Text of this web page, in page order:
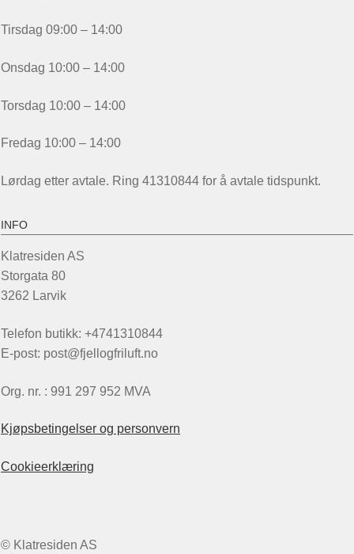
Tirsdag 09:00 – 14:00
Onsdag 10:00 – 14:00
Torsdag 10:00 – 14:00
Fredag 10:00 – 14:00
Lørdag etter avtale. Ring 41310844 for å avtale tidspunkt.
INFO
Klatresiden AS
Storgata 80
3262 Larvik
Telefon butikk: +4741310844
E-post: post@fjellogfriluft.no
Org. nr. : 991 297 952 MVA
Kjøpsbetingelser og personvern
Cookieerklæring
© Klatresiden AS